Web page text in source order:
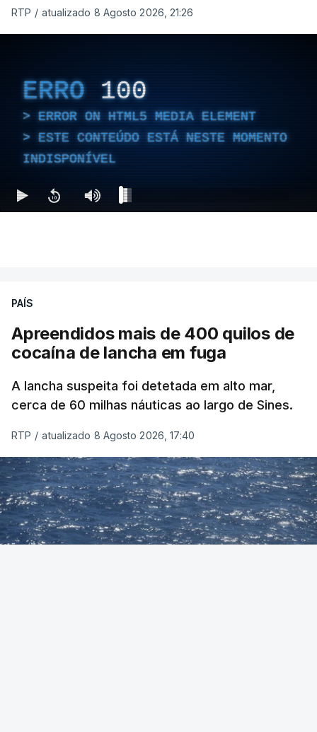
RTP / atualizado 8 Agosto 2026, 21:26
ERRO 100
ERROR ON HTML5 MEDIA ELEMENT
ESTE CONTEÚDO ESTÁ NESTE MOMENTO
INDISPONÍVEL
PAÍS
Apreendidos mais de 400 quilos de
cocaína de lancha em fuga
A lancha suspeita foi detetada em alto mar,
cerca de 60 milhas náuticas ao largo de Sines.
RTP / atualizado 8 Agosto 2026, 17:40